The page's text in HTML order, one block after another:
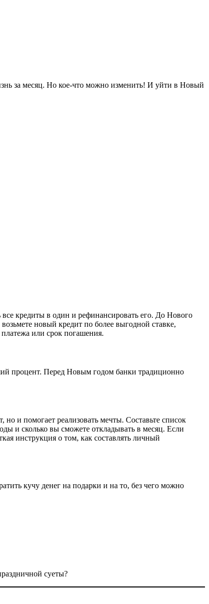
за месяц. Но кое-что можно изменить! И уйти в Новый
кредиты в один и рефинансировать его. До Нового
новый кредит по более выгодной ставке,
или срок погашения.
процент. Перед Новым годом банки традиционно
и помогает реализовать мечты. Составьте список
и сколько вы сможете откладывать в месяц. Если
инструкция о том, как составлять личный
кучу денег на подарки и на то, без чего можно
суеты?